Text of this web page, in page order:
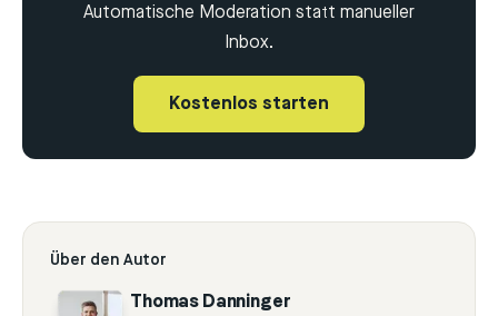
Automatische Moderation statt manueller
Inbox.
Kostenlos starten
Über den Autor
Thomas Danninger